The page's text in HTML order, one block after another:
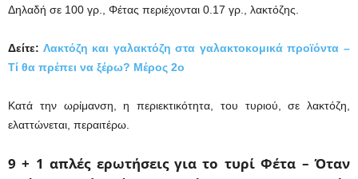
Δηλαδή σε 100 γρ., Φέτας περιέχονται 0.17 γρ., λακτόζης.
Δείτε: Λακτόζη και γαλακτόζη στα γαλακτοκομικά προϊόντα –
Τί θα πρέπει να ξέρω? Μέρος 2ο
Κατά την ωρίμανση, η περιεκτικότητα, του τυριού, σε λακτόζη,
ελαττώνεται, περαιτέρω.
9 + 1 απλές ερωτήσεις για το τυρί Φέτα –Όταν